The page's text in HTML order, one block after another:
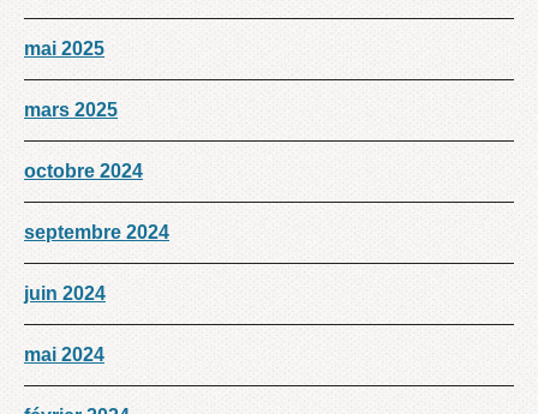
mai 2025
mars 2025
octobre 2024
septembre 2024
juin 2024
mai 2024